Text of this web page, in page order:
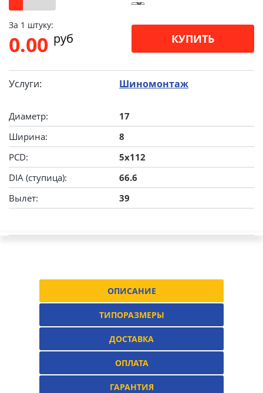
За 1 штуку:
0.00 pуб КУПИТЬ
Услуги: Шиномонтаж
Диаметр:
17
Ширина:
8
PCD:
5x112
DIA (ступица):
66.6
Вылет:
39
ОПИСАНИЕ
ТИПОРАЗМЕРЫ
ДОСТАВКА
ОПЛАТА
ГАРАНТИЯ